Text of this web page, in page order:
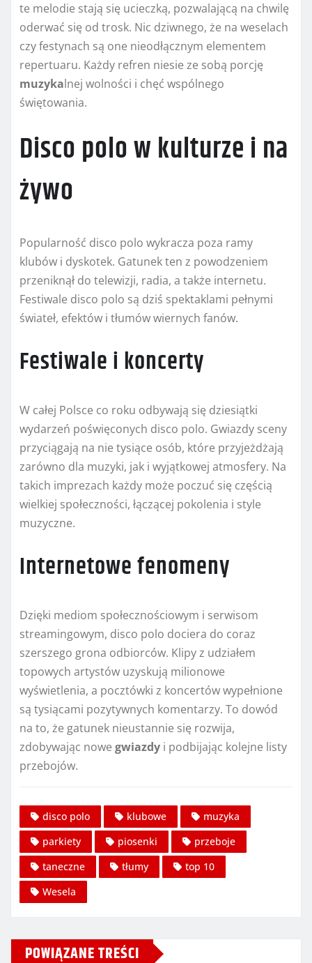
te melodie stają się ucieczką, pozwalającą na chwilę
oderwać się od trosk. Nic dziwnego, że na weselach
czy festynach są one nieodłącznym elementem
repertuaru. Każdy refren niesie ze sobą porcję
muzykalnej wolności i chęć wspólnego
świętowania.
Disco polo w kulturze i na
żywo
Popularność disco polo wykracza poza ramy
klubów i dyskotek. Gatunek ten z powodzeniem
przeniknął do telewizji, radia, a także internetu.
Festiwale disco polo są dziś spektaklami pełnymi
świateł, efektów i tłumów wiernych fanów.
Festiwale i koncerty
W całej Polsce co roku odbywają się dziesiątki
wydarzeń poświęconych disco polo. Gwiazdy sceny
przyciągają na nie tysiące osób, które przyjeżdżają
zarówno dla muzyki, jak i wyjątkowej atmosfery. Na
takich imprezach każdy może poczuć się częścią
wielkiej społeczności, łączącej pokolenia i style
muzyczne.
Internetowe fenomeny
Dzięki mediom społecznościowym i serwisom
streamingowym, disco polo dociera do coraz
szerszego grona odbiorców. Klipy z udziałem
topowych artystów uzyskują milionowe
wyświetlenia, a pocztówki z koncertów wypełnione
są tysiącami pozytywnych komentarzy. To dowód
na to, że gatunek nieustannie się rozwija,
zdobywając nowe gwiazdy i podbijając kolejne listy
przebojów.
disco polo klubowe
muzyka
parkiety
piosenki
przeboje
taneczne
tłumy
top 10
Wesela
POWIĄZANE TREŚCI